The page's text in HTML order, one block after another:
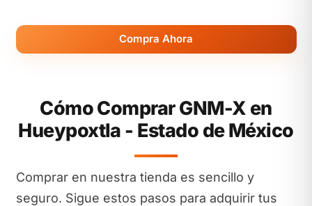
Compra Ahora
Cómo Comprar GNM-X en
Hueypoxtla - Estado de México
Comprar en nuestra tienda es sencillo y
seguro. Sigue estos pasos para adquirir tus